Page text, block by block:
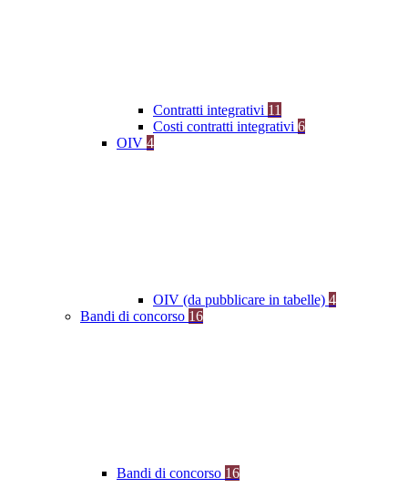
Contratti integrativi 11
Costi contratti integrativi 6
OIV 4
OIV (da pubblicare in tabelle) 4
Bandi di concorso 16
Bandi di concorso 16